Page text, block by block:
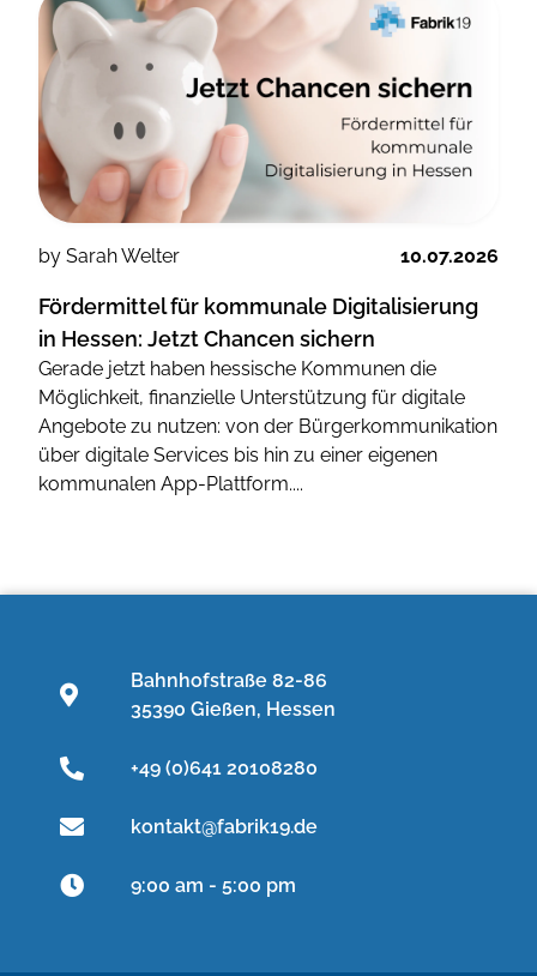
by Sarah Welter 10.07.2026
Fördermittel für kommunale Digitalisierung
in Hessen: Jetzt Chancen sichern
Gerade jetzt haben hessische Kommunen die
Möglichkeit, finanzielle Unterstützung für digitale
Angebote zu nutzen: von der Bürgerkommunikation
über digitale Services bis hin zu einer eigenen
kommunalen App-Plattform....
Bahnhofstraße 82-86
35390 Gießen, Hessen
+49 (0)641 20108280
kontakt@fabrik19.de
9:00 am - 5:00 pm